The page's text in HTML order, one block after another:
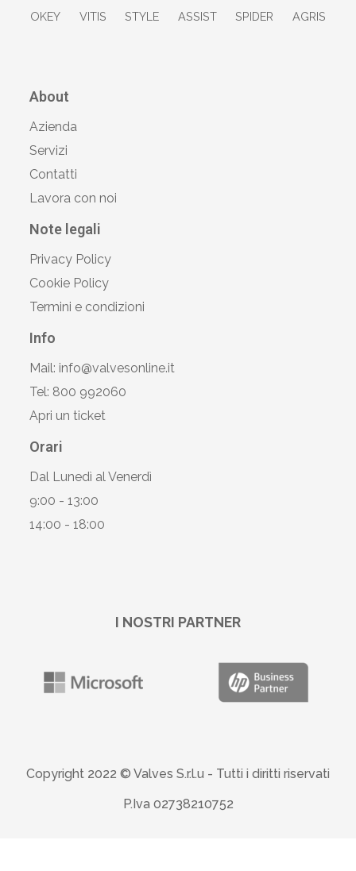
OKEY VITIS STYLE ASSIST SPIDER AGRIS
About
Azienda
Servizi
Contatti
Lavora con noi
Note legali
Privacy Policy
Cookie Policy
Termini e condizioni
Info
Mail: info@valvesonline.it
Tel: 800 992060
Apri un ticket
Orari
Dal Lunedì al Venerdì
9:00 - 13:00
14:00 - 18:00
I NOSTRI PARTNER
Copyright 2022 © Valves S.r.l.u - Tutti i diritti riservati
P.Iva 02738210752